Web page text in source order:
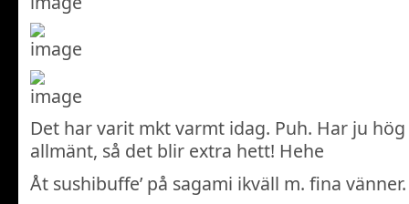
Det har varit mkt varmt idag. Puh. Har ju
allmänt, så det blir extra hett! Hehe
Åt sushibuffe’ på sagami ikväll m. fina